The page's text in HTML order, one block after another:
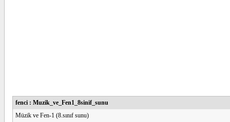
fenci : Muzik_ve_Fen1_8sinif_sunu
Müzik ve Fen-1 (8.sınıf sunu)